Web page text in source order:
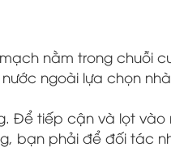
nằm trong chuỗi
ngoài lựa chọn
Để tiếp cận và lọt
bạn phải để đối tác